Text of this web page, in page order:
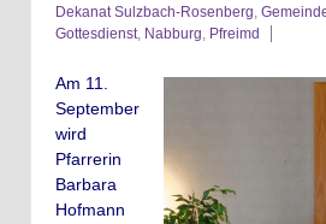
Dekanat Sulzbach-Rosenberg,
Gottesdienst, Nabburg, Pfreimd
Am 11.
September
wird
Pfarrerin
Barbara
Hofmann